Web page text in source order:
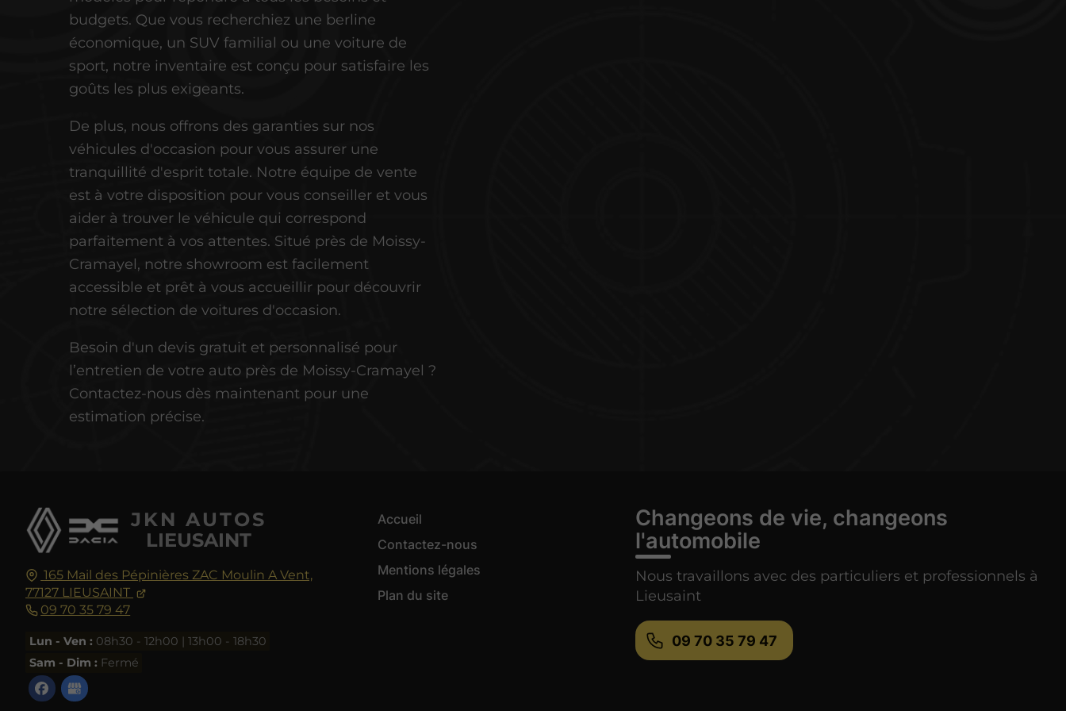
budgets. Que vous recherchiez une berline
économique, un SUV familial ou une voiture de
sport, notre inventaire est conçu pour satisfaire les
goûts les plus exigeants.
De plus, nous offrons des garanties sur nos
véhicules d'occasion pour vous assurer une
tranquillité d'esprit totale. Notre équipe de vente
est à votre disposition pour vous conseiller et vous
aider à trouver le véhicule qui correspond
parfaitement à vos attentes. Situé près de Moissy-
Cramayel, notre showroom est facilement
accessible et prêt à vous accueillir pour découvrir
notre sélection de voitures d'occasion.
Besoin d'un devis gratuit et personnalisé pour
l’entretien de votre auto près de Moissy-Cramayel ?
Contactez-nous dès maintenant pour une
estimation précise.
JKN AUTOS
LIEUSAINT
165 Mail des Pépinières ZAC Moulin A Vent,
77127 LIEUSAINT
09 70 35 79 47
Lun - Ven : 08h30 - 12h00 | 13h00 - 18h30
Sam - Dim : Fermé
Accueil
Contactez-nous
Mentions légales
Plan du site
Changeons de vie, changeons
l'automobile
Nous travaillons avec des particuliers et professionnels à
Lieusaint
09 70 35 79 47